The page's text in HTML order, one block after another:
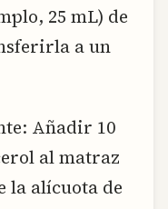
25 mL) de
a un
Añadir 10
al matraz
la alícuota de